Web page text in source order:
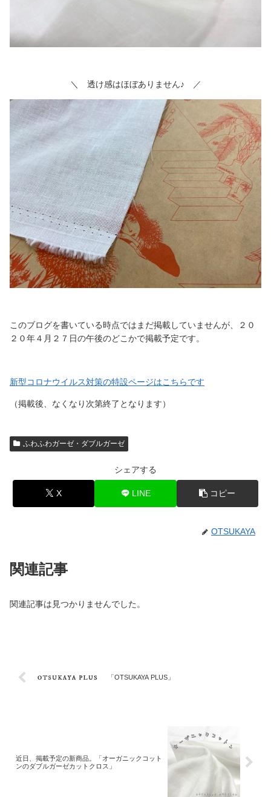
＼ 透け感はほぼありません♪ ／
このブログを書いている時点ではまだ掲載していませんが、２０
２０年４月２７日の午後のどこかで掲載予定です。
新型コロナウイルス対策の特設ページはこちらです
（掲載後、なくなり次第終了となります）
ふわふわガーゼ・ダブルガーゼ
シェアする
X LINE コピー
OTSUKAYA
関連記事
関連記事は見つかりませんでした。
「OTSUKAYA PLUS」
近日、掲載予定の新商品。「オーガニックコット
ンのダブルガーゼカットクロス」